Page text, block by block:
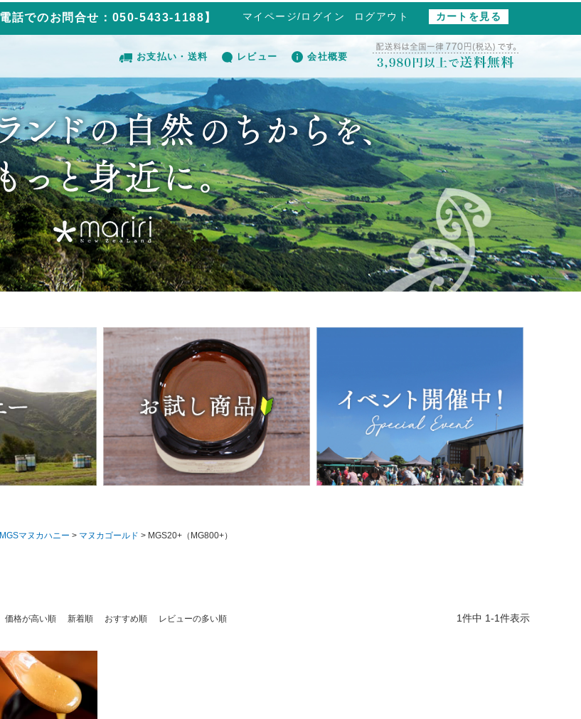
電話でのお問合せ：050-5433-1188】 マイページ/ログイン ログアウト カートを見る
お支払い・送料 レビュー 会社概要
マヌカハニー マヌカゴールド MGS20+（MG800+）
価格が高い順 新着順 おすすめ順 レビューの多い順 1件中 1-1件表示